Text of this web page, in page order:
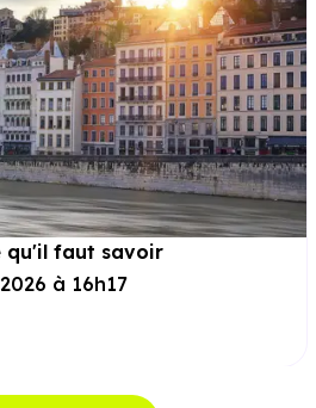
qu'il faut savoir
à 16h17